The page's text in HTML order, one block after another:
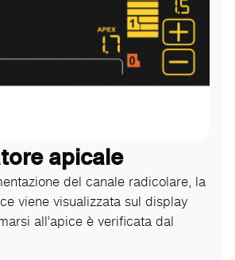
apicale
del canale radicolare, la
viene visualizzata sul display
all’apice è verificata dal